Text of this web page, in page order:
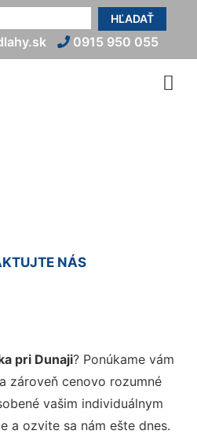
HĽADAŤ
0915 950 055
NÁS
pri Dunaji? Ponúkame vám
zároveň cenovo rozumné
vašim individuálnym
a ozvite sa nám ešte dnes.